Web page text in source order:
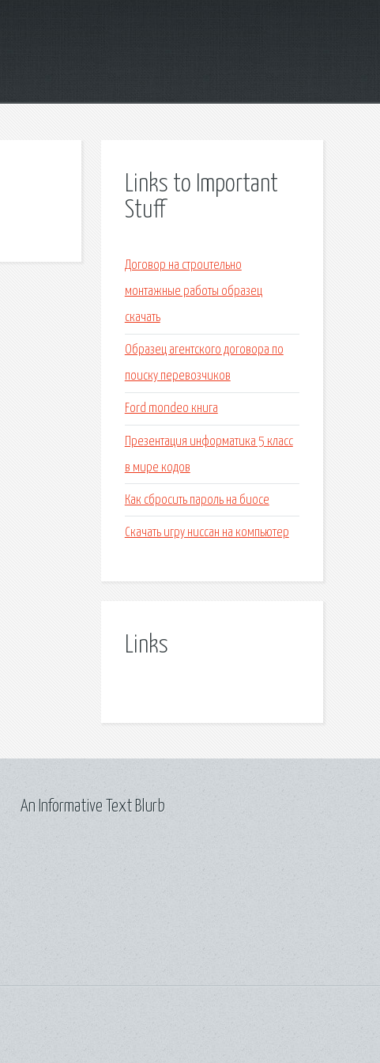
Links to Important
Stuff
Договор на строительно
монтажные работы образец
скачать
Образец агентского договора по
поиску перевозчиков
Ford mondeo книга
Презентация информатика 5 класс
в мире кодов
Как сбросить пароль на биосе
Скачать игру ниссан на компьютер
Links
An Informative Text Blurb